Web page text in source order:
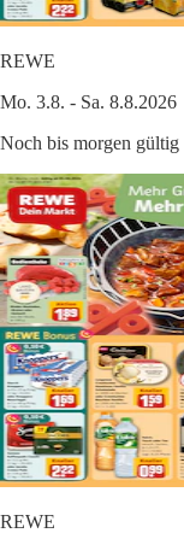
REWE
Mo. 3.8. - Sa. 8.8.2026
Noch bis morgen gültig
REWE